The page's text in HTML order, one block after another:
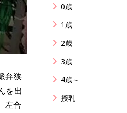
弁狭
を出
左合
0歳
1歳
2歳
3歳
4歳～
授乳